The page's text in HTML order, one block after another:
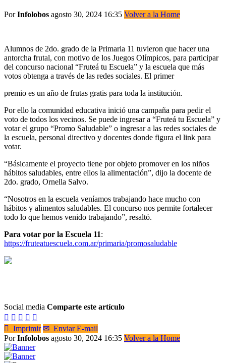
PorInfolobos agosto 30, 2024 16:35 Volver a la Home
Alumnos de 2do. grado de la Primaria 11 tuvieron que hacer una
antorcha frutal, con motivo de los Juegos Olímpicos, para participar
del concurso nacional “Fruteá tu Escuela” y la escuela que más
votos obtenga a través de las redes sociales. El primer
premio es un año de frutas gratis para toda la institución.
Por ello la comunidad educativa inició una campaña para pedir el
voto de todos los vecinos. Se puede ingresar a “Fruteá tu Escuela” y
votar el grupo “Promo Saludable” o ingresar a las redes sociales de
la escuela, personal directivo y docentes donde figura el link para
votar.
“Básicamente el proyecto tiene por objeto promover en los niños
hábitos saludables, entre ellos la alimentación”, dijo la docente de
2do. grado, Ornella Salvo.
“Nosotros en la escuela veníamos trabajando hace mucho con
hábitos y alimentos saludables. El concurso nos permite fortalecer
todo lo que hemos venido trabajando”, resaltó.
Para votar por la Escuela 11:
https://fruteatuescuela.com.ar/primaria/promosaludable
Social media Comparte este artículo
    
 Imprimir ✉ Enviar E-mail
PorInfolobos agosto 30, 2024 16:35 Volver a la Home